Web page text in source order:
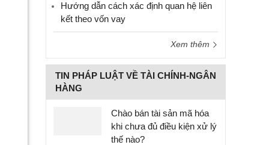
Hướng dẫn cách xác định quan hệ liên
kết theo vốn vay
Xem thêm
TIN PHÁP LUẬT VỀ TÀI CHÍNH-NGÂN
HÀNG
Chào bán tài sản mã hóa
khi chưa đủ điều kiện xử lý
thế nào?